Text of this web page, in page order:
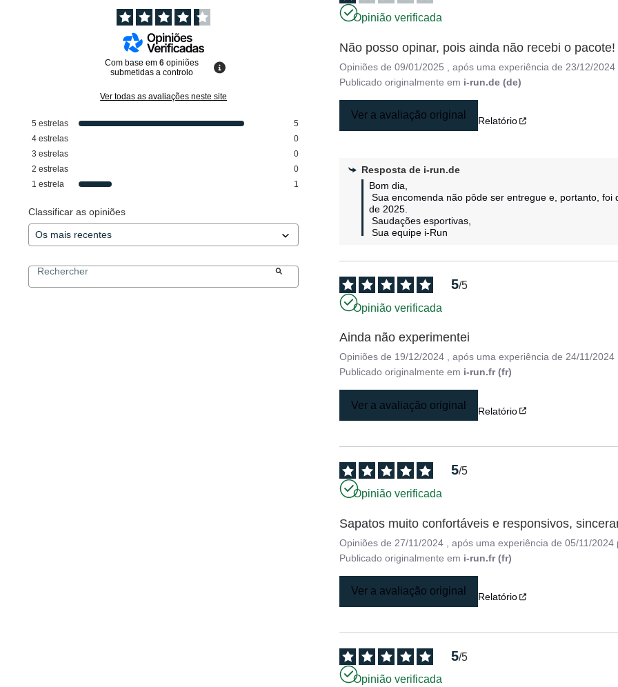
Com base em6 opiniões
submetidas a controlo
Ver todas as avaliações neste site
5 estrelas
5
4 estrelas
0
3 estrelas
0
2 estrelas
0
1 estrela 1
Classificar as opiniões
Opinião verificada
Não posso opinar, pois ainda não recebi o pacote!
Opiniões de09/01/2025 , após uma experiência de 23/12/2024
Publicado originalmente em i-run.de (de)
Ver a avaliação original Relatório
Resposta de i-run.de
Bom dia,
Sua encomenda não pôde ser entregue e, portanto, foi devolvida. Seu reembolso foi processado em 14 de janeiro
de 2025.
Saudações esportivas,
Sua equipe i-Run
5/5
Opinião verificada
Ainda não experimentei
Opiniões de 19/12/2024 , após uma experiência de 24/11/2024
Publicado originalmente em i-run.fr (fr)
Ver a avaliação original Relatório
5/5
Opinião verificada
Sapatos muito confortáveis e responsivos,
Opiniões de 27/11/2024 , após uma experiência de05/11/2024
Publicado originalmente em i-run.fr (fr)
Ver a avaliação original Relatório
5/5
Opinião verificada